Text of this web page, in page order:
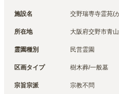
施設名 交野瑞専寺霊苑(
所在地 大阪府交野市青
霊園種別 民営霊園
区画タイプ 樹木葬/一般墓
宗旨宗派 宗教不問